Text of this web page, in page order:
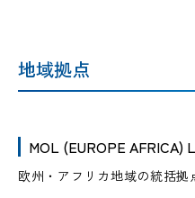
地域拠点
MOL (EUROPE AFRICA)
欧州・アフリカ地域の統括拠